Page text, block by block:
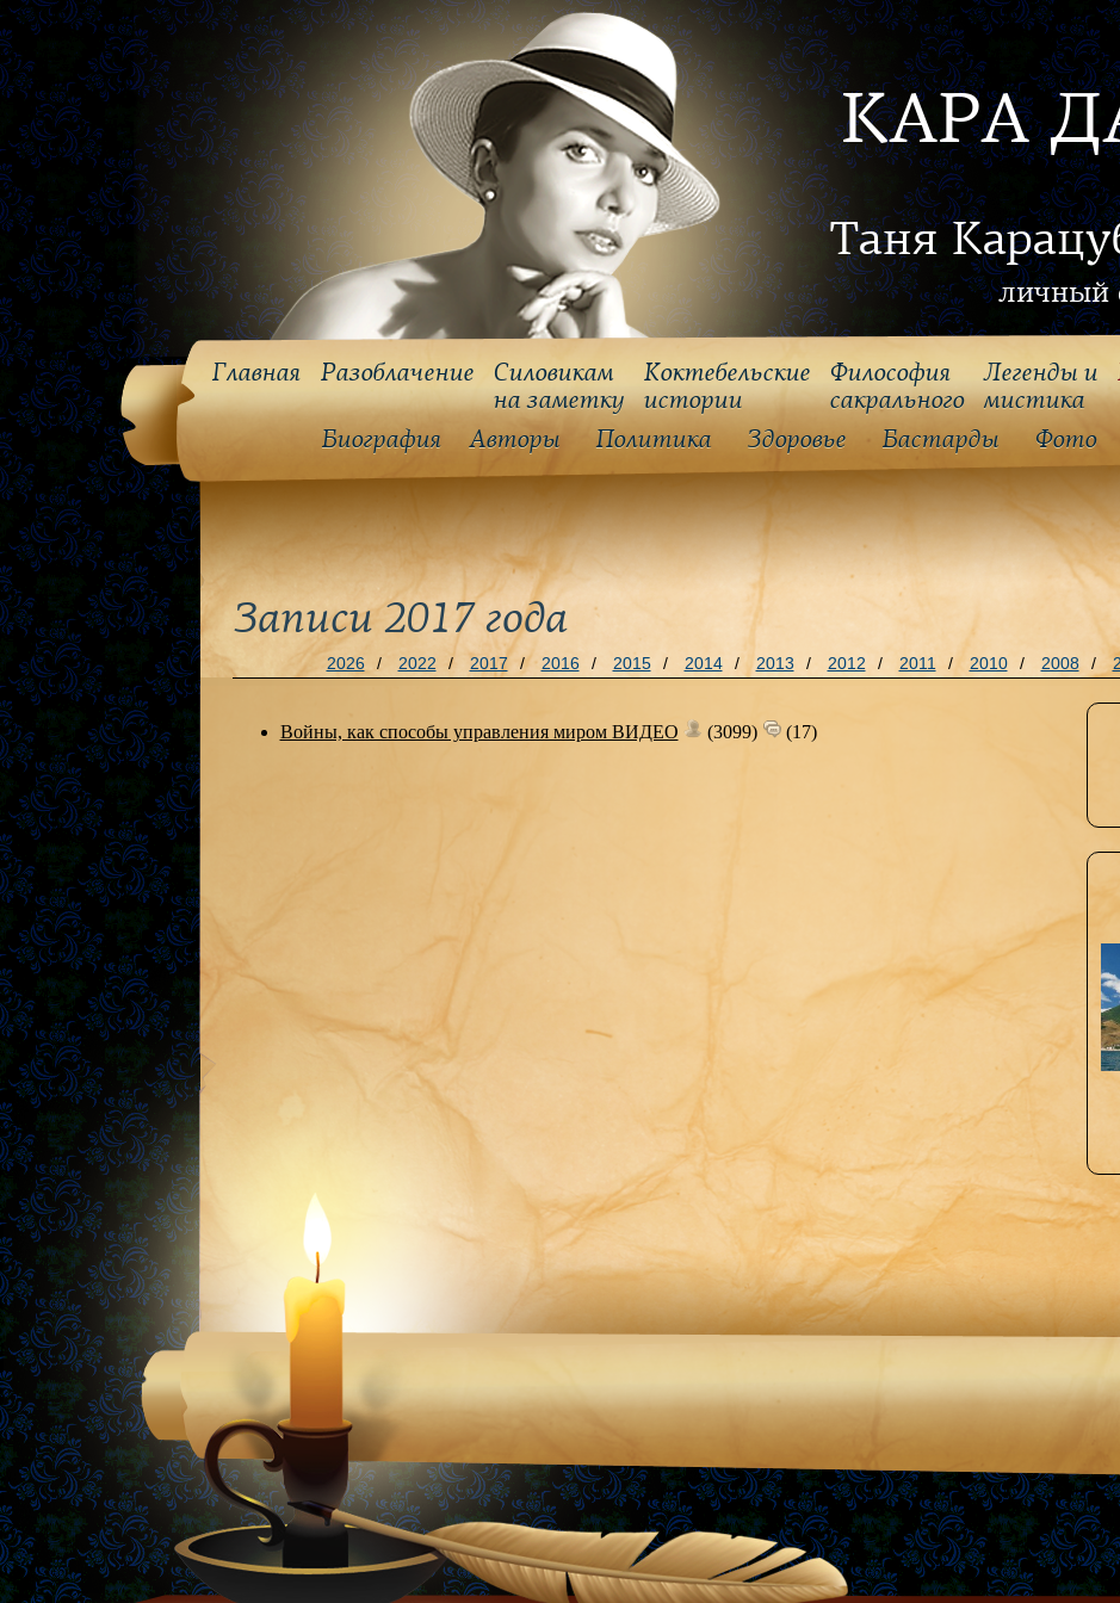
КАРА
Таня
личный
Главная Разоблачение
Силовикам
на заметку
Коктебельские
истории
Философия
cакрального
Легенды и
мистика
Биография
Авторы Политика Здоровье Бастарды Фото
Записи 2017 года
2026 / 2022 / 2017 / 2016 / 2015 / 2014 / 2013 / 2012 / 2011 / 2010 / 2008 /
Войны, как способы управления миром ВИДЕО (3099) (17)